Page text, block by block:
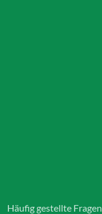
Häufig gestellte Fragen